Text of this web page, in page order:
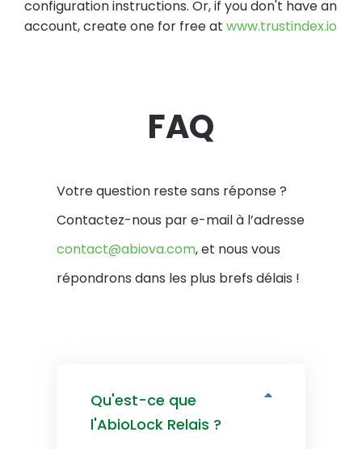
configuration instructions. Or, if you don't have an
account, create one for free at www.trustindex.io
FAQ
Votre question reste sans réponse ?
Contactez-nous par e-mail à l’adresse
contact@abiova.com, et nous vous
répondrons dans les plus brefs délais !
Qu'est-ce que
l'AbioLock Relais ?